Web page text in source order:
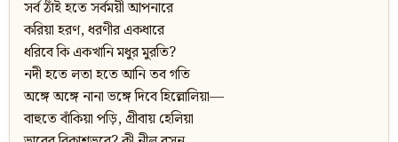
সর্ব ঠাঁই হতে সর্বময়ী আপনারে
করিয়া হরণ, ধরণীর একধারে
ধরিবে কি একখানি মধুর মুরতি?
নদী হতে লতা হতে আনি তব গতি
অঙ্গে অঙ্গে নানা ভঙ্গে দিবে হিল্লোলিয়া—
বাহুতে বাঁকিয়া পড়ি, গ্রীবায় হেলিয়া